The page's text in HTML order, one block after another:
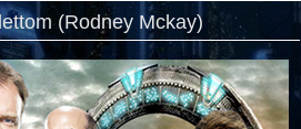
(Rodney Mckay)